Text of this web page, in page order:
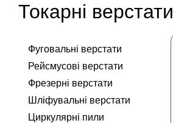
Токарні верстати
Фуговальні верстати
Рейсмусові верстати
Фрезерні верстати
Шліфувальні верстати
Циркулярні пили